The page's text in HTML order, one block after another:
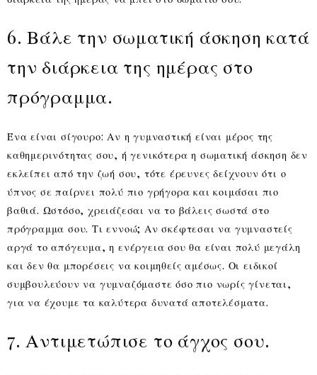
6. Βάλε την σωματική άσκηση κατά
την διάρκεια της ημέρας στο
πρόγραμμα.
Ένα είναι σίγουρο: Αν η γυμναστική είναι μέρος της
καθημερινότητας σου, ή γενικότερα η σωματική άσκηση δεν
εκλείπει από την ζωή σου, τότε έρευνες δείχνουν ότι ο
ύπνος σε παίρνει πολύ πιο γρήγορα και κοιμάσαι πιο
βαθιά. Ωστόσο, χρειάζεσαι να το βάλεις σωστά στο
πρόγραμμα σου. Τι εννοώ; Αν σκέφτεσαι να γυμναστείς
αργά το απόγευμα, η ενέργεια σου θα είναι πολύ μεγάλη
και δεν θα μπορέσεις να κοιμηθείς αμέσως. Οι ειδικοί
συμβουλεύουν να γυμναζόμαστε όσο πιο νωρίς γίνεται,
για να έχουμε τα καλύτερα δυνατά αποτελέσματα.
7. Αντιμετώπισε το άγχος σου.